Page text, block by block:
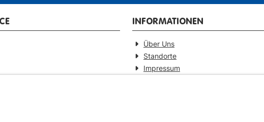
INFORMATIONEN
Über Uns
Standorte
Impressum